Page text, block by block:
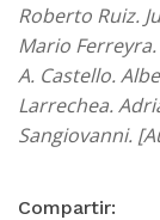
Roberto Ruiz.
Mario
A. Castello.
Larrechea.
Sangiovanni.
Compartir: